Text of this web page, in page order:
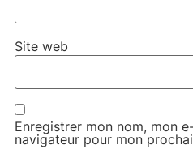
Site web
Enregistrer mon nom, mon
navigateur pour mon